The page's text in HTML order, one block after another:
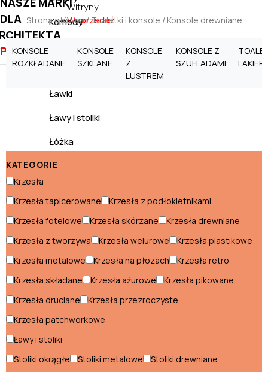
Witryny
Wyprzedaż
Komody
Kredensy
Krzesła
Ławki
Ławy i stoliki
Łóżka
Materace
Meblościanki
Narożniki
Półki
Pufy
Stelaże pod materac
DLA
PROMOCJE
Strona główna/Toaletki i konsole / Konsole drewniane
KONSOLE
ROZKŁADANE
KONSOLE
SZKLANE
KONSOLE
Z
LUSTREM
KONSOLE Z
SZUFLADAMI
KATEGORIE
Krzesła
Krzesła tapicerowane
Krzesła z podłokietnikami
Krzesła fotelowe
Krzesła skórzane
Krzesła drewniane
Krzesła z tworzywa
Krzesła welurowe
Krzesła plastikowe
Krzesła metalowe
Krzesła na płozach
Krzesła retro
Krzesła składane
Krzesła ażurowe
Krzesła pikowane
Krzesła druciane
Krzesła przezroczyste
Krzesła patchworkowe
Ławy i stoliki
Stoliki okrągłe
Stoliki metalowe
Stoliki drewniane